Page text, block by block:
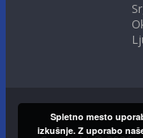
Spletno mesto
izkušnje. Z uporabo